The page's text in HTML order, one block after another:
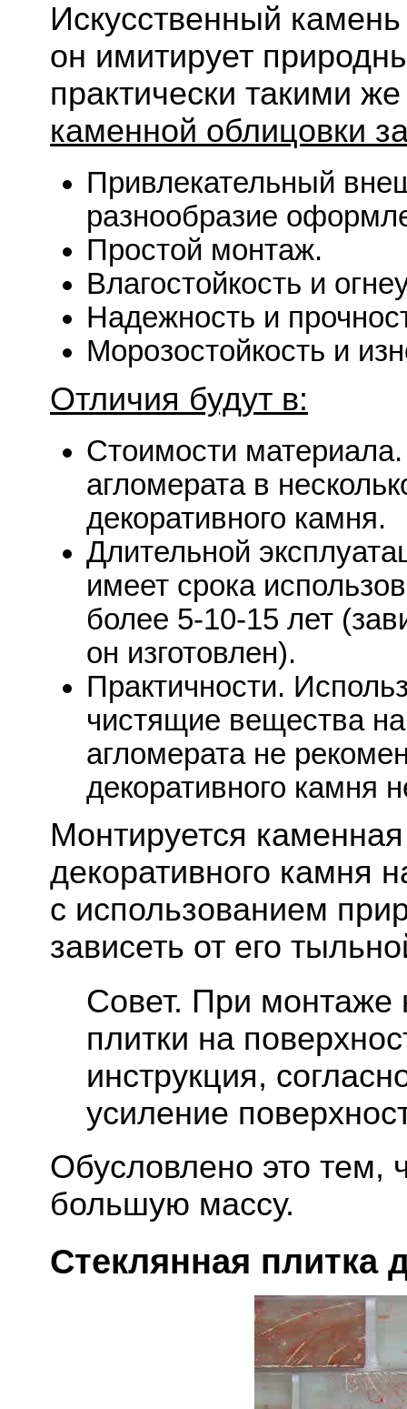
Искусственный
он имитирует
практически такими
каменной облицовки
Привлекательный
разнообразие
Простой монтаж.
Влагостойкость и
Надежность и
Морозостойкость и
Отличия будут в:
Стоимости
агломерата в
декоративного камня.
Длительной
имеет срока
более 5-10-15 лет
он изготовлен).
Практичности.
чистящие вещества
агломерата не
декоративного камня
Монтируется
декоративного камня
с использованием
зависеть от его
Совет. При монтаже
плитки на
инструкция,
усиление
Обусловлено это тем,
большую массу.
Стеклянная плитка